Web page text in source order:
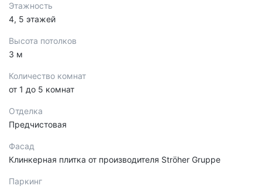
Этажность
4, 5 этажей
Высота потолков
3 м
Количество комнат
от 1 до 5 комнат
Отделка
Предчистовая
Фасад
Клинкерная плитка от производителя Ströher Gruppe
Паркинг